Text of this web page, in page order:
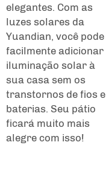
elegantes. Com as
luzes solares da
Yuandian, você pode
facilmente adicionar
iluminação solar à
sua casa sem os
transtornos de fios e
baterias. Seu pátio
ficará muito mais
alegre com isso!